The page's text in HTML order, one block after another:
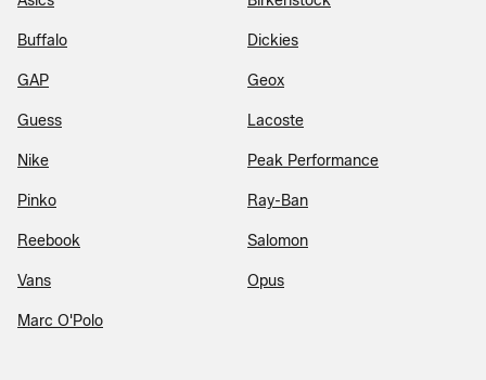
Buffalo Dickies
GAP Geox
Guess Lacoste
Nike Peak Performance
Pinko Ray-Ban
Reebook Salomon
Vans Opus
Marc O'Polo